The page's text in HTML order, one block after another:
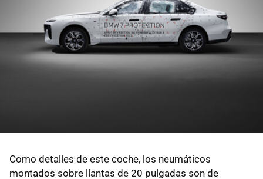
Como detalles de este coche, los neumáticos
montados sobre llantas de 20 pulgadas son de